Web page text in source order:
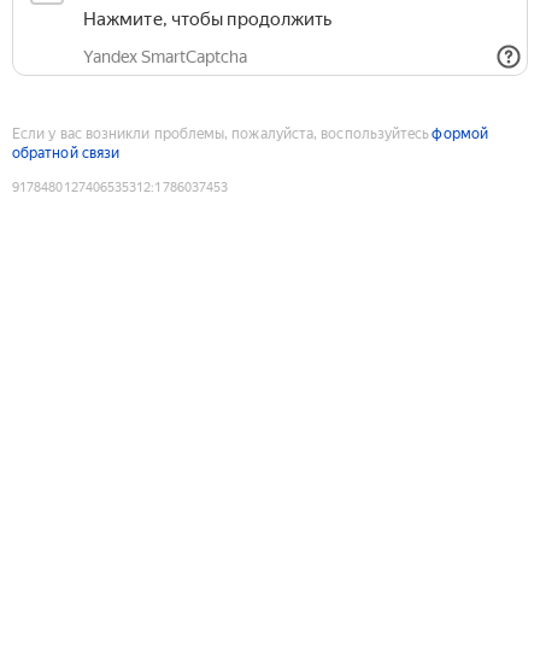
Нажмите, чтобы продолжить
Yandex SmartCaptcha
Если у вас возникли проблемы, пожалуйста, воспользуйтесьформой
обратной связи
9178480127406535312:1786037453